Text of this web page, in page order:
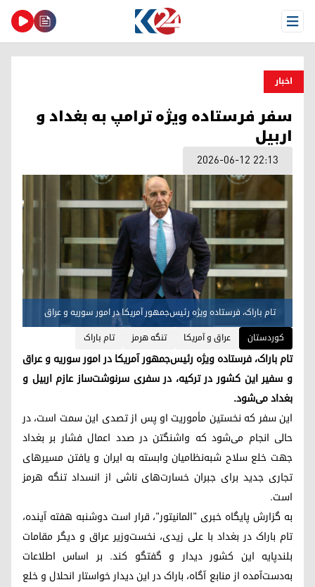
Open Menu
اخبار
سفر فرستاده ویژە ترامپ به بغداد و
اربیل
2026-06-12 22:13
تام باراک، فرستاده ویژه رئیس‌جمهور آمریکا در امور سوریه و عراق
کوردستان
عراق و آمریکا تنگه هرمز تام باراک
تام باراک، فرستاده ویژه رئیس‌جمهور آمریکا در امور سوریه و عراق
و سفیر این کشور در ترکیه، در سفری سرنوشت‌ساز عازم اربیل و
بغداد می‌شود.
این سفر که نخستین مأموریت او پس از تصدی این سمت است، در
حالی انجام می‌شود که واشنگتن در صدد اعمال فشار بر بغداد
جهت خلع سلاح شبه‌نظامیان وابسته به ایران و یافتن مسیرهای
تجاری جدید برای جبران خسارت‌های ناشی از انسداد تنگه هرمز
است.
به گزارش پایگاه خبری "المانیتور"، قرار است دوشنبه هفته آینده،
تام باراک در بغداد با علی زیدی، نخست‌وزیر عراق و دیگر مقامات
بلندپایه این کشور دیدار و گفتگو کند. بر اساس اطلاعات
به‌دست‌آمده از منابع آگاه، باراک در این دیدار خواستار انحلال و خلع